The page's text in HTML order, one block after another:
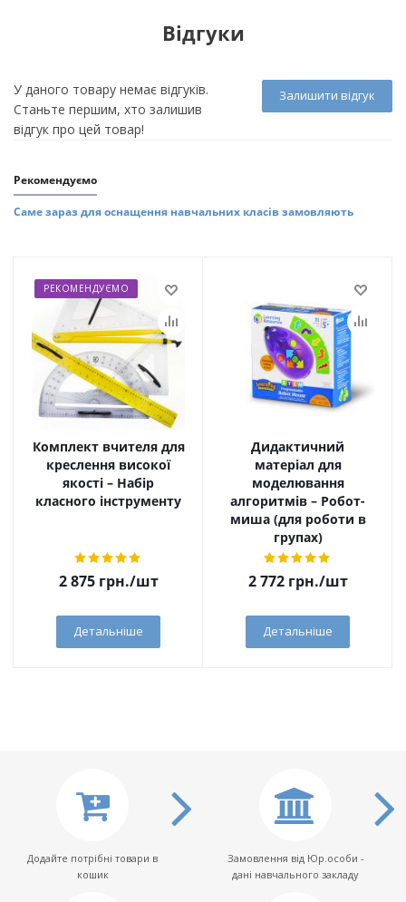
Відгуки
Залишити відгук
У даного товару немає відгуків.
Станьте першим, хто залишив
відгук про цей товар!
Рекомендуємо
Саме зараз для оснащення навчальних класів замовляють
РЕКОМЕНДУЄМО
Комплект вчителя для
креслення високої
якості – Набір
класного інструменту
2 875грн./шт
Детальніше
Дидактичний
матеріал для
моделювання
алгоритмів – Робот-
миша (для роботи в
групах)
2 772грн./шт
Детальніше
Додайте потрібні товари в
кошик
Замовлення від Юр.особи -
дані навчального закладу